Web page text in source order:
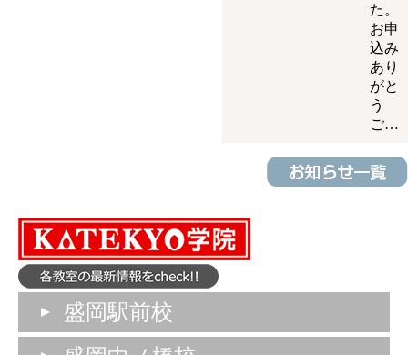
た。
お申
込み
あり
がと
う
ご…
盛岡駅前校